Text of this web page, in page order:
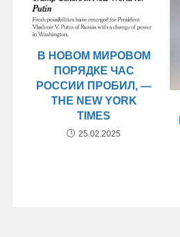
В НОВОМ МИРОВОМ
ПОРЯДКЕ ЧАС
РОССИИ ПРОБИЛ, —
THE NEW YORK
TIMES
25.02.2025